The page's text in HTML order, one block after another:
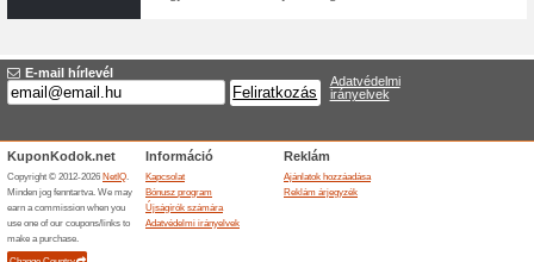
Utolsó darabok
61% működött Akcio
Válogass az utolsó termékek